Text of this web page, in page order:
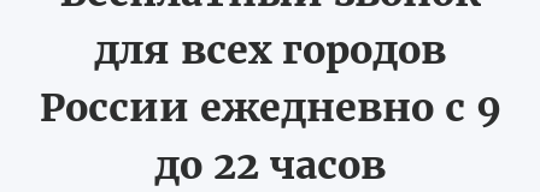
для всех городов
России ежедневно с 9
до 22 часов